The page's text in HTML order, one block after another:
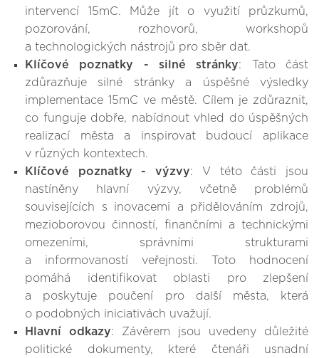
intervencí 15mC. Může jít o využití průzkumů,
pozorování, rozhovorů, workshopů
a technologických nástrojů pro sběr dat.
Klíčové poznatky - silné stránky: Tato část
zdůrazňuje silné stránky a úspěšné výsledky
implementace 15mC ve městě. Cílem je zdůraznit,
co funguje dobře, nabídnout vhled do úspěšných
realizací města a inspirovat budoucí aplikace
v různých kontextech.
Klíčové poznatky - výzvy: V této části jsou
nastíněny hlavní výzvy, včetně problémů
souvisejících s inovacemi a přidělováním zdrojů,
mezioborovou činností, finančními a technickými
omezeními, správními strukturami
a informovaností veřejnosti. Toto hodnocení
pomáhá identifikovat oblasti pro zlepšení
a poskytuje poučení pro další města, která
o podobných iniciativách uvažují.
Hlavní odkazy: Závěrem jsou uvedeny důležité
politické dokumenty, které čtenáři usnadní